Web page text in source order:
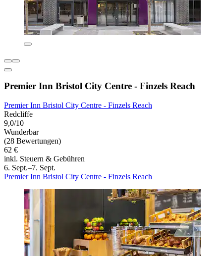
Premier Inn Bristol City Centre - Finzels Reach
Premier Inn Bristol City Centre - Finzels Reach
Redcliffe
9,0/10
Wunderbar
(28 Bewertungen)
62 €
inkl. Steuern & Gebühren
6. Sept.–7. Sept.
Premier Inn Bristol City Centre - Finzels Reach